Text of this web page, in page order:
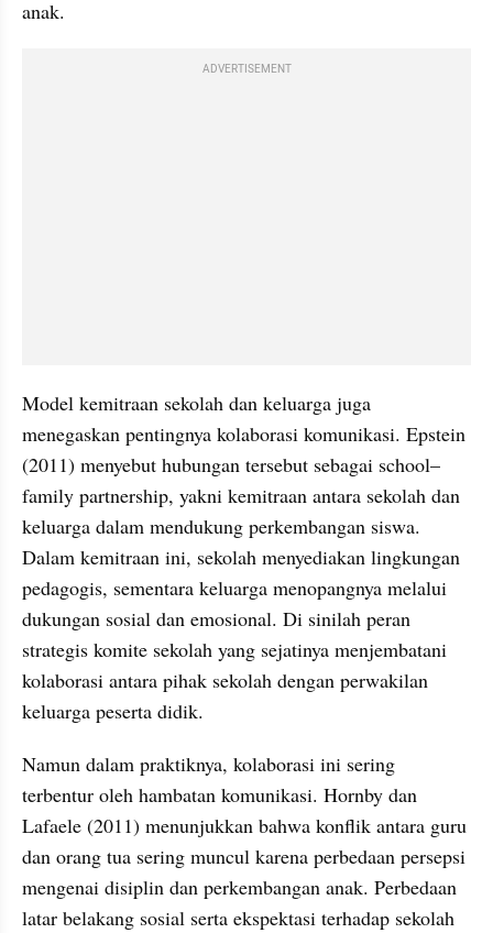
anak.
ADVERTISEMENT
Model kemitraan sekolah dan keluarga juga
menegaskan pentingnya kolaborasi komunikasi. Epstein
(2011) menyebut hubungan tersebut sebagai school–
family partnership, yakni kemitraan antara sekolah dan
keluarga dalam mendukung perkembangan siswa.
Dalam kemitraan ini, sekolah menyediakan lingkungan
pedagogis, sementara keluarga menopangnya melalui
dukungan sosial dan emosional. Di sinilah peran
strategis komite sekolah yang sejatinya menjembatani
kolaborasi antara pihak sekolah dengan perwakilan
keluarga peserta didik.
Namun dalam praktiknya, kolaborasi ini sering
terbentur oleh hambatan komunikasi. Hornby dan
Lafaele (2011) menunjukkan bahwa konflik antara guru
dan orang tua sering muncul karena perbedaan persepsi
mengenai disiplin dan perkembangan anak. Perbedaan
latar belakang sosial serta ekspektasi terhadap sekolah